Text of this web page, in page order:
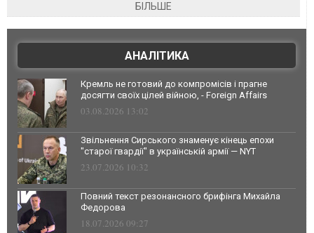
БІЛЬШЕ
АНАЛІТИКА
Кремль не готовий до компромісів і прагне
досягти своїх цілей війною, - Foreign Affairs
03.08.2026 13:02
Звільнення Сирського знаменує кінець епохи
"старої гвардії" в українській армії — NYT
23.07.2026 10:32
Повний текст резонансного брифінга Михайла
Федорова
18.07.2026 09:27